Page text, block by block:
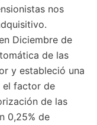
nos
Diciembre de
de las
y estableció una
el factor de
de las
0,25% de